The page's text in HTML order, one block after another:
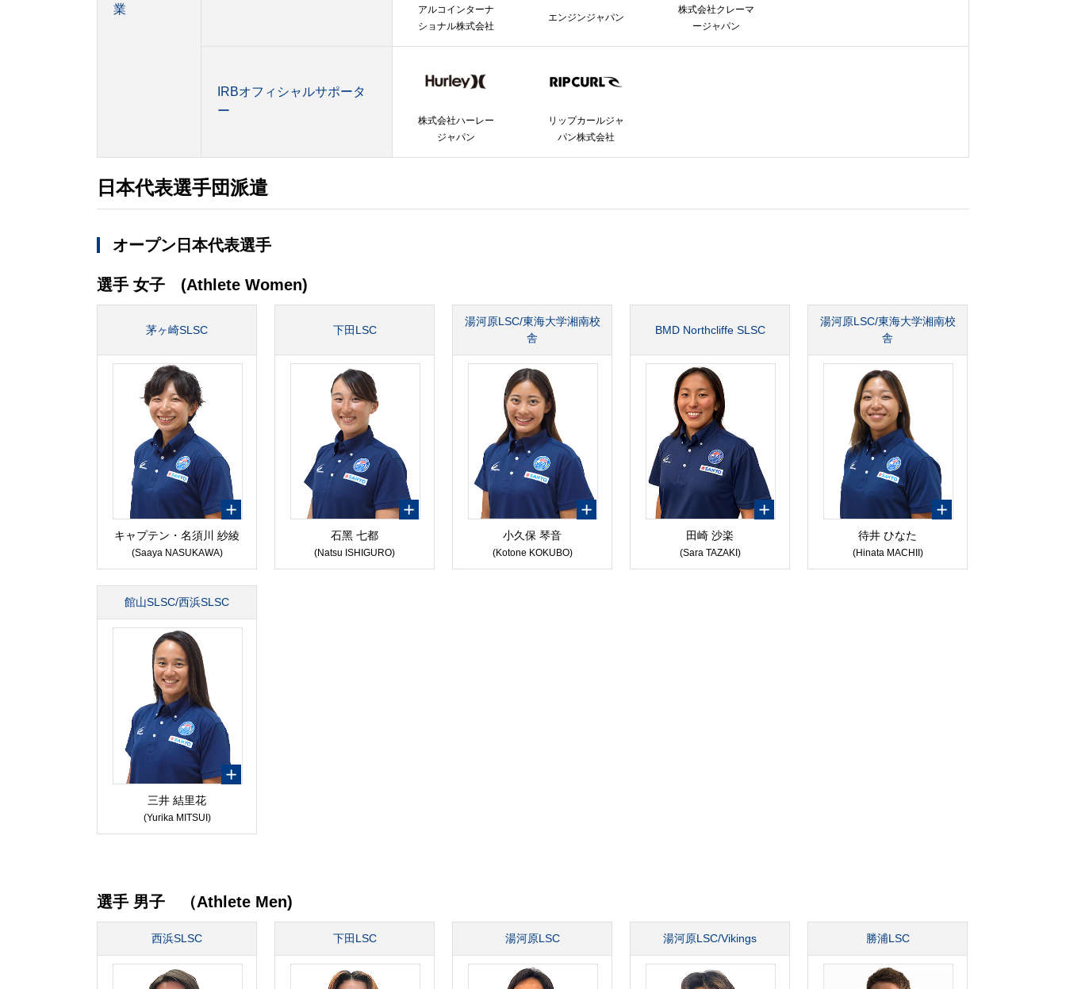
業
アルコインターナ
ショナル株式会社
エンジンジャパン
株式会社クレーマ
ージャパン
IRBオフィシャルサポータ
ー
株式会社ハーレー
ジャパン
リップカールジャ
パン株式会社
日本代表選手団派遣
オープン日本代表選手
選手 女子 (Athlete Women)
茅ヶ崎SLSC
キャプテン・名須川 紗綾
(Saaya NASUKAWA)
下田LSC
⽯⿊ 七都
(Natsu ISHIGURO)
湯河原LSC/東海大学湘南校
舎
小久保 琴音
(Kotone KOKUBO)
BMD Northcliffe SLSC
田崎 沙楽
(Sara TAZAKI)
湯河原LSC/東海大学湘南校
舎
待井 ひなた
(Hinata MACHII)
館山SLSC/西浜SLSC
三井 結里花
(Yurika MITSUI)
選手 男子 （Athlete Men)
西浜SLSC 下田LSC 湯河原LSC 湯河原LSC/Vikings 勝浦LSC